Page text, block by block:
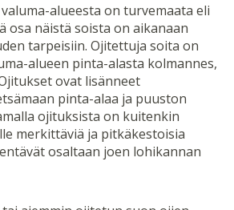
alueesta on turvemaata eli
osa näistä soista on aikanaan
tarpeisiin. Ojitettuja soita on
alueen pinta-alasta kolmannes,
ovat lisänneet
pinta-alaa ja puuston
ojituksista on kuitenkin
merkittäviä ja pitkäkestoisia
osaltaan joen lohikannan